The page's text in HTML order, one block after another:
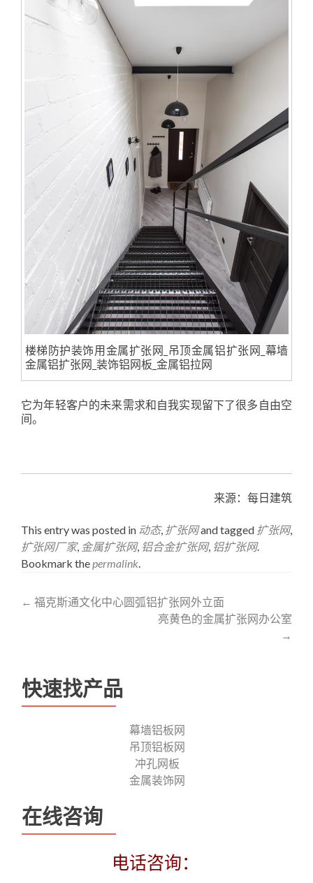
楼梯防护装饰用金属扩张网_吊顶金属铝扩张网_幕墙
金属铝扩张网_装饰铝网板_金属铝拉网
它为年轻客户的未来需求和自我实现留下了很多自由空
间。
来源：每日建筑
This entry was posted in 动态, 扩张网and tagged 扩张网,
扩张网厂家, 金属扩张网, 铝合金扩张网, 铝扩张网.
Bookmark thepermalink.
Post
← 福克斯通文化中心圆弧铝扩张网外立面
亮黄色的金属扩张网办公室
→
快速找产品
幕墙铝板网
吊顶铝板网
冲孔网板
金属装饰网
在线咨询
电话咨询：